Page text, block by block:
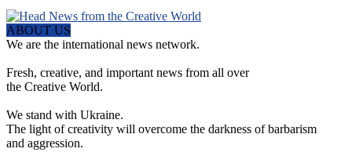
ABOUT US
We are the international news network.
Fresh, creative, and important news from all over
the Creative World.
We stand with Ukraine.
The light of creativity will overcome the darkness of barbarism
and aggression.